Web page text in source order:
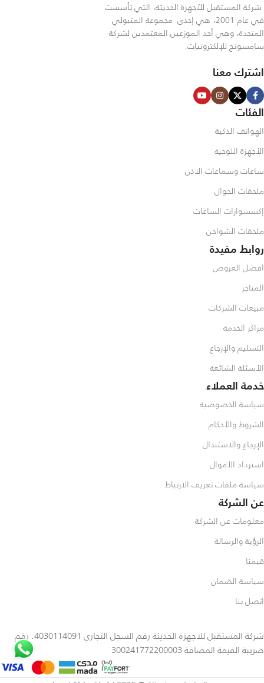
شركة المستقبل للأجهزة الحديثة، التي تأسست
في عام 2001، هي إحدى مجموعة المتبولي
المتحدة، وهي أحد الموزعين المعتمدين لشركة
سامسونج للإلكترونيات.
اشترك معنا
الفئات
الهواتف الذكية
الأجهزة اللوحية
ساعات وسماعات الاذن
ملحقات الجوال
إكسسوارات الساعات
ملحقات الشواحن
روابط مفيدة
افضل العروض
المتاجر
مبيعات الشركات
مراكز الخدمة
التسليم والإرجاع
الأسئلة الشائعة
خدمة العملاء
سياسة الخصوصية
الشروط والأحكام
الإرجاع والاستبدال
استرداد الأموال
سياسة ملفات تعريف الارتباط
عن الشركة
معلومات عن الشركة
الرؤية والرسالة
قيمنا
سياسة الضمان
اتصل بنا
شركة المستقبل للاجهزة الحديثة رقم السجل التجاري 4030114091. رقم
ضريبة القيمة المضافة 300241772200003